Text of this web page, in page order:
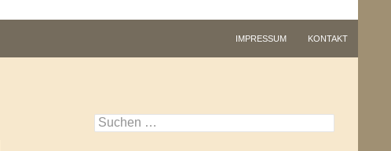
IMPRESSUM KONTAKT
Suchen
nach: